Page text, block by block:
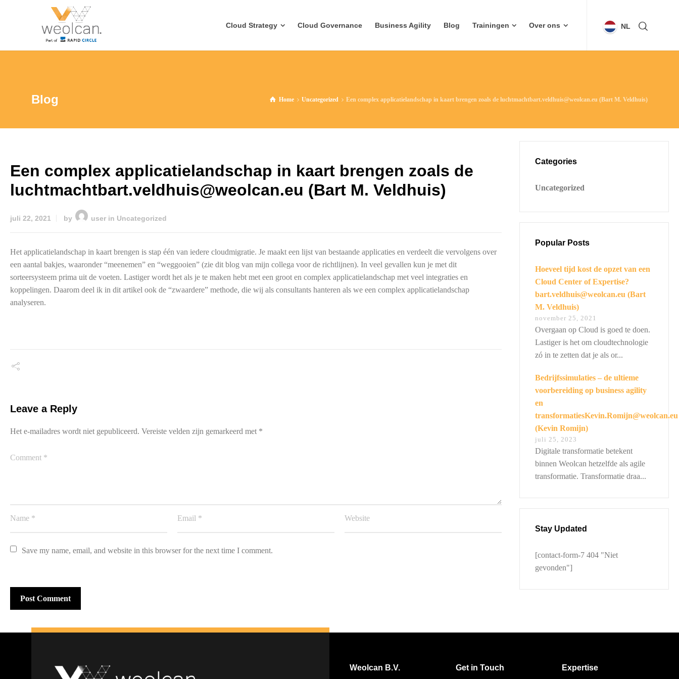
Cloud Strategy Cloud Governance Business Agility Blog Trainingen Over ons NL
Blog Home Uncategorized Een complex applicatielandschap in kaart brengen zoals de luchtmachtbart.veldhuis@weolcan.eu (Bart M. Veldhuis)
Een complex applicatielandschap in kaart brengen zoals de
luchtmachtbart.veldhuis@weolcan.eu (Bart M. Veldhuis)
juli 22, 2021 by user in Uncategorized
Het applicatielandschap in kaart brengen is stap één van iedere cloudmigratie. Je maakt een lijst van bestaande applicaties en verdeelt die vervolgens over
een aantal bakjes, waaronder “meenemen” en “weggooien” (zie dit blog van mijn collega voor de richtlijnen). In veel gevallen kun je met dit
sorteersysteem prima uit de voeten. Lastiger wordt het als je te maken hebt met een groot en complex applicatielandschap met veel integraties en
koppelingen. Daarom deel ik in dit artikel ook de “zwaardere” methode, die wij als consultants hanteren als we een complex applicatielandschap
analyseren.
Leave a Reply
Het e-mailadres wordt niet gepubliceerd. Vereiste velden zijn gemarkeerd met *
Save my name, email, and website in this browser for the next time I comment.
Categories
Uncategorized
Popular Posts
Hoeveel tijd kost de opzet van een
Cloud Center of Expertise?
bart.veldhuis@weolcan.eu (Bart
M. Veldhuis)
november 25, 2021
Overgaan op Cloud is goed te doen.
Lastiger is het om cloudtechnologie
zó in te zetten dat je als or...
Bedrijfssimulaties – de ultieme
voorbereiding op business agility
en
transformatiesKevin.Romijn@weolcan.eu
(Kevin Romijn)
juli 25, 2023
Digitale transformatie betekent
binnen Weolcan hetzelfde als agile
transformatie. Transformatie draa...
Stay Updated
[contact-form-7 404 "Niet
gevonden"]
Weolcan B.V. Get in Touch Expertise